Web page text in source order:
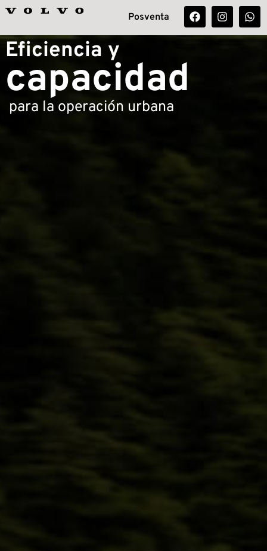
Posventa
Eficiencia y
capacidad
para la operación urbana